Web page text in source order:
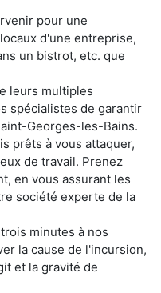
pour une
d'une entreprise,
un bistrot, etc. que
leurs multiples
spécialistes de garantir
Georges-les-Bains.
prêts à vous attaquer,
de travail. Prenez
en vous assurant les
société experte de la
minutes à nos
la cause de l'incursion,
et la gravité de